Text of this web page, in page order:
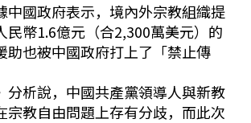
中國政府表示，境內外宗教組織提
民幣1.6億元（合2,300萬美元）的
助也被中國政府打上了「禁止傳
分析說，中國共產黨領導人與新教
宗教自由問題上存有分歧，而此次